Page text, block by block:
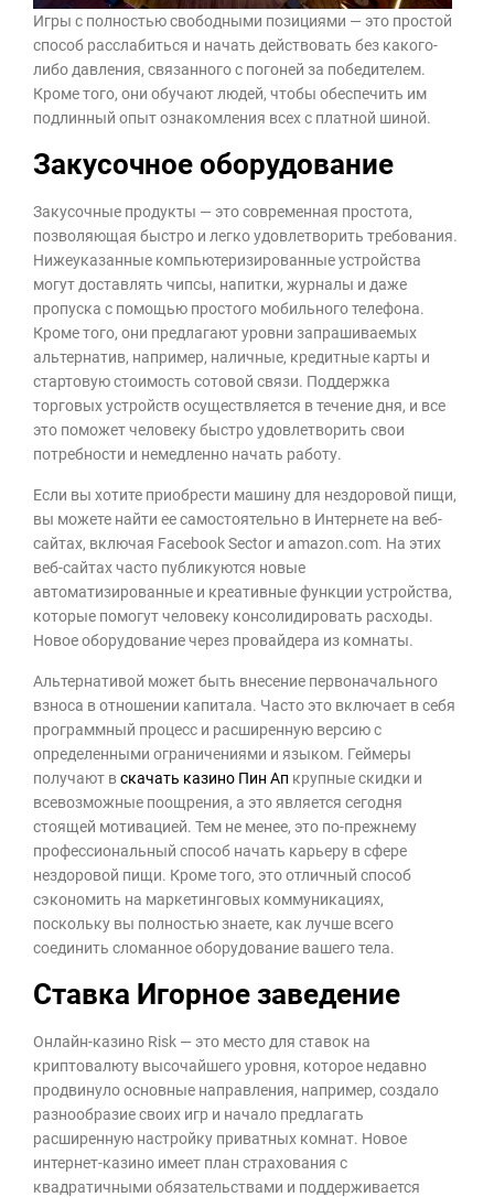
Игры с полностью свободными позициями — это простой
способ расслабиться и начать действовать без какого-
либо давления, связанного с погоней за победителем.
Кроме того, они обучают людей, чтобы обеспечить им
подлинный опыт ознакомления всех с платной шиной.
Закусочное оборудование
Закусочные продукты — это современная простота,
позволяющая быстро и легко удовлетворить требования.
Нижеуказанные компьютеризированные устройства
могут доставлять чипсы, напитки, журналы и даже
пропуска с помощью простого мобильного телефона.
Кроме того, они предлагают уровни запрашиваемых
альтернатив, например, наличные, кредитные карты и
стартовую стоимость сотовой связи. Поддержка
торговых устройств осуществляется в течение дня, и все
это поможет человеку быстро удовлетворить свои
потребности и немедленно начать работу.
Если вы хотите приобрести машину для нездоровой пищи,
вы можете найти ее самостоятельно в Интернете на веб-
сайтах, включая Facebook Sector и amazon.com. На этих
веб-сайтах часто публикуются новые
автоматизированные и креативные функции устройства,
которые помогут человеку консолидировать расходы.
Новое оборудование через провайдера из комнаты.
Альтернативой может быть внесение первоначального
взноса в отношении капитала. Часто это включает в себя
программный процесс и расширенную версию с
определенными ограничениями и языком. Геймеры
получают вскачать казино Пин Ап крупные скидки и
всевозможные поощрения, а это является сегодня
стоящей мотивацией. Тем не менее, это по-прежнему
профессиональный способ начать карьеру в сфере
нездоровой пищи. Кроме того, это отличный способ
сэкономить на маркетинговых коммуникациях,
поскольку вы полностью знаете, как лучше всего
соединить сломанное оборудование вашего тела.
Ставка Игорное заведение
Онлайн-казино Risk — это место для ставок на
криптовалюту высочайшего уровня, которое недавно
продвинуло основные направления, например, создало
разнообразие своих игр и начало предлагать
расширенную настройку приватных комнат. Новое
интернет-казино имеет план страхования с
квадратичными обязательствами и поддерживается